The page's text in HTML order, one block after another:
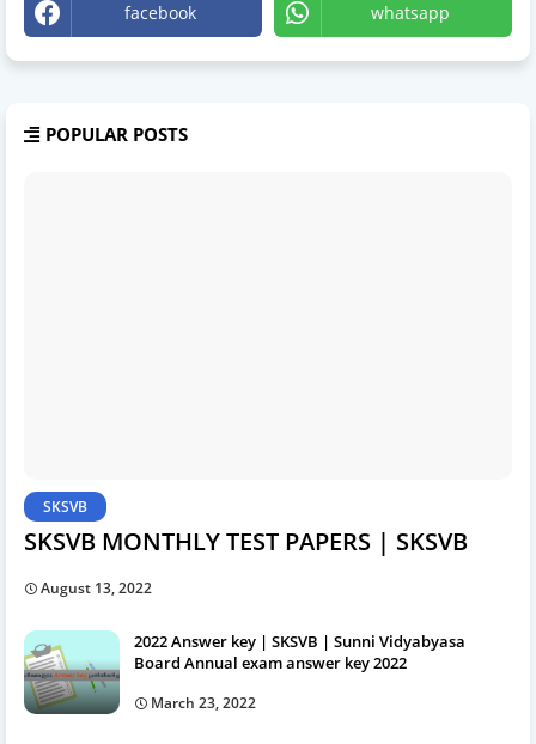
facebook whatsapp
POPULAR POSTS
SKSVB
SKSVB MONTHLY TEST PAPERS | SKSVB
August 13, 2022
2022 Answer key | SKSVB | Sunni Vidyabyasa
Board Annual exam answer key 2022
March 23, 2022